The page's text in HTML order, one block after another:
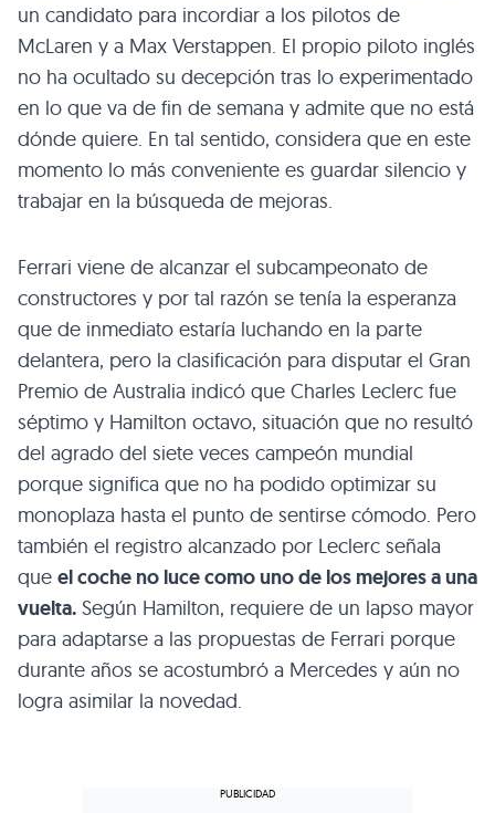
un candidato para incordiar a los pilotos de
McLaren y a Max Verstappen. El propio piloto inglés
no ha ocultado su decepción tras lo experimentado
en lo que va de fin de semana y admite que no está
dónde quiere. En tal sentido, considera que en este
momento lo más conveniente es guardar silencio y
trabajar en la búsqueda de mejoras.
Ferrari viene de alcanzar el subcampeonato de
constructores y por tal razón se tenía la esperanza
que de inmediato estaría luchando en la parte
delantera, pero la clasificación para disputar el Gran
Premio de Australia indicó que Charles Leclerc fue
séptimo y Hamilton octavo, situación que no resultó
del agrado del siete veces campeón mundial
porque significa que no ha podido optimizar su
monoplaza hasta el punto de sentirse cómodo. Pero
también el registro alcanzado por Leclerc señala
que el coche no luce como uno de los mejores a una
vuelta. Según Hamilton, requiere de un lapso mayor
para adaptarse a las propuestas de Ferrari porque
durante años se acostumbró a Mercedes y aún no
logra asimilar la novedad.